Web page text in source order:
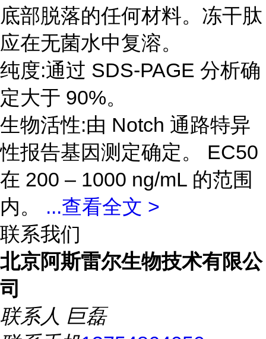
底部脱落的任何材料。冻干肽
应在无菌水中复溶。
纯度:通过 SDS-PAGE 分析确
定大于 90%。
生物活性:由 Notch 通路特异
性报告基因测定确定。 EC50
在 200 – 1000 ng/mL 的范围
内。 ...查看全文 >
联系我们
北京阿斯雷尔生物技术有限公
司
联系人 巨磊